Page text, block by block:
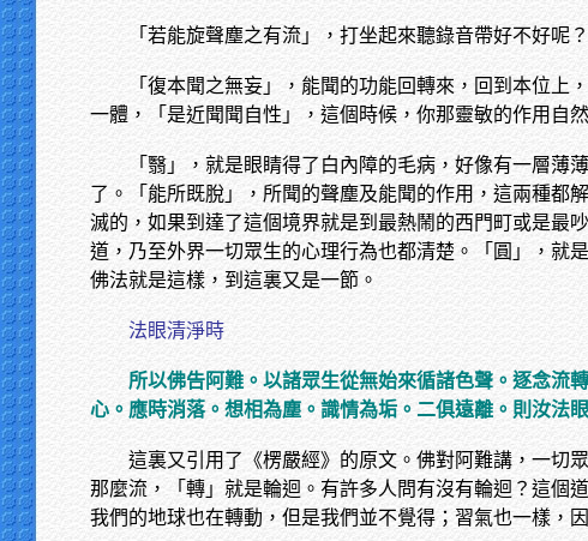
「若能旋聲塵之有流」，打坐起來聽錄音帶好不好
「復本聞之無妄」，能聞的功能回轉來，回到本位
一體，「是近聞聞自性」，這個時候，你那靈敏的作用自
「翳」，就是眼睛得了白內障的毛病，好像有一層
了。「能所既脫」，所聞的聲塵及能聞的作用，這兩種都
滅的，如果到達了這個境界就是到最熱鬧的西門町或是最
道，乃至外界一切眾生的心理行為也都清楚。「圓」，就
佛法就是這樣，到這裏又是一節。
法眼清淨時
所以佛告阿難。以諸眾生從無始來循諸色聲。逐念流
心。應時消落。想相為塵。識情為垢。二俱遠離。則汝法
這裏又引用了《楞嚴經》的原文。佛對阿難講，一切
那麼流，「轉」就是輪迴。有許多人問有沒有輪迴？這個
我們的地球也在轉動，但是我們並不覺得；習氣也一樣，